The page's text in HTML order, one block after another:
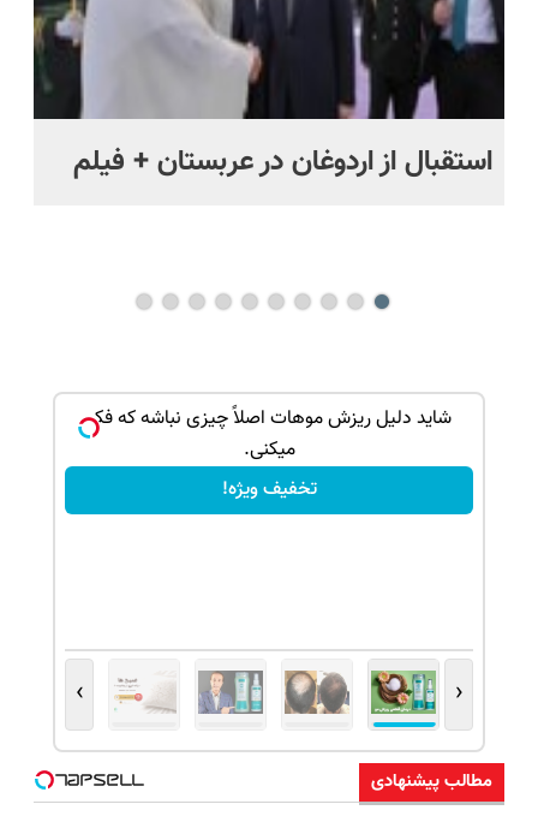
استقبال از اردوغان در عربستان + فیلم
شاید دلیل ریزش موهات اصلاً چیزی نباشه که فکر
میکنی.
تخفیف ویژه!
‹
›
مطالب پیشنهادی